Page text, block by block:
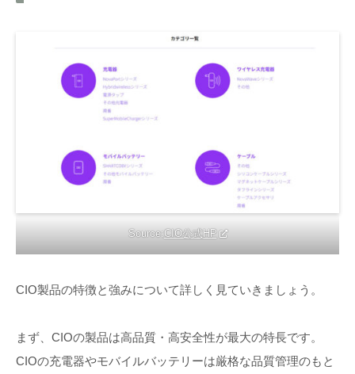
Source:CIO公式HP
CIO製品の特徴と強みについて詳しく見ていきましょう。
まず、CIOの製品は高品質・高安全性が最大の特長です。
CIOの充電器やモバイルバッテリーは厳格な品質管理のもと